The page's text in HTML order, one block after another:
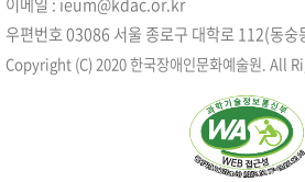
이메일 : ieum@kdac.or.kr
우편번호 03086 서울 종로구 대학로 112(동숭
Copyright (C) 2020 한국장애인문화예술원. All